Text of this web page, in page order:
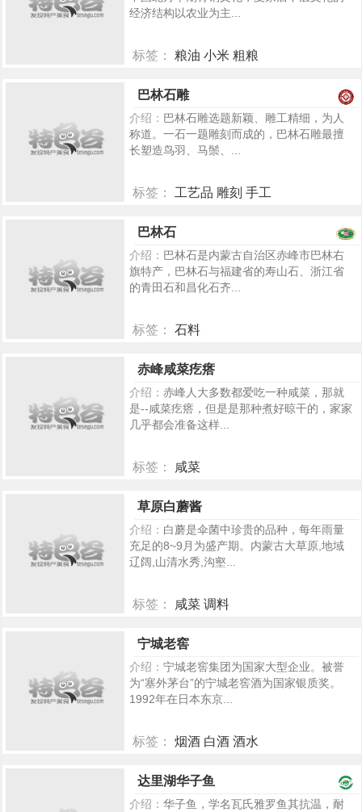
经济结构以农业为主...
标签： 粮油 小米 粗粮
巴林石雕
介绍： 巴林石雕选题新颖、雕工精细，为人
称道。一石一题雕刻而成的，巴林石雕最擅
长塑造鸟羽、马鬃、...
标签： 工艺品 雕刻 手工
巴林石
介绍： 巴林石是内蒙古自治区赤峰市巴林右
旗特产，巴林石与福建省的寿山石、浙江省
的青田石和昌化石齐...
标签： 石料
赤峰咸菜疙瘩
介绍： 赤峰人大多数都爱吃一种咸菜，那就
是--咸菜疙瘩，但是是那种煮好晾干的，家家
几乎都会准备这样...
标签： 咸菜
草原白蘑酱
介绍： 白蘑是伞菌中珍贵的品种，每年雨量
充足的8~9月为盛产期。内蒙古大草原,地域
辽阔,山清水秀,沟壑...
标签： 咸菜 调料
宁城老窖
介绍： 宁城老窖集团为国家大型企业。被誉
为“塞外茅台”的宁城老窖酒为国家银质奖。
1992年在日本东京...
标签： 烟酒 白酒 酒水
达里湖华子鱼
介绍： 华子鱼，学名瓦氏雅罗鱼其抗温，耐